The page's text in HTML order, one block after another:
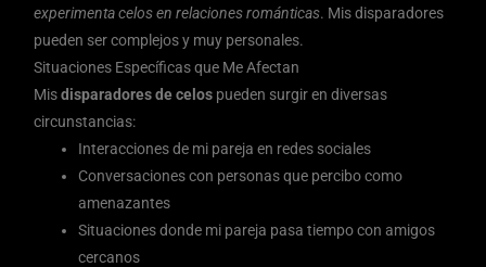
experimenta celos en relaciones románticas. Mis disparadores
pueden ser complejos y muy personales.
Situaciones Específicas que Me Afectan
Misdisparadores de celos pueden surgir en diversas
circunstancias:
Interacciones de mi pareja en redes sociales
Conversaciones con personas que percibo como
amenazantes
Situaciones donde mi pareja pasa tiempo con amigos
cercanos